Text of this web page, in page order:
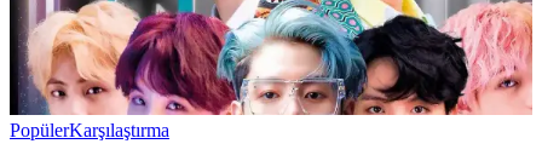
PopülerKarşılaştırma